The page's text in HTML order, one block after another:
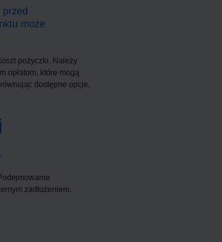
może
pożyczki. Należy
opłatom, które mogą
dostępne opcje,
zadłużeniem.